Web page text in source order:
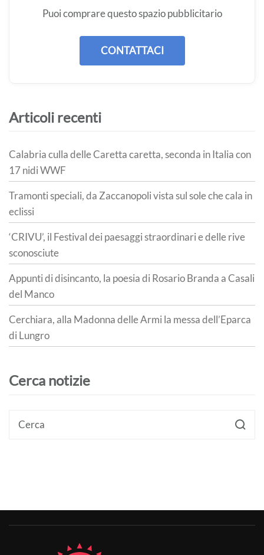
Puoi comprare questo spazio pubblicitario
CONTATTACI
Articoli recenti
Calabria culla delle Caretta caretta, seconda in Italia con
17 nidi WWF
Tramonti speciali, da Zaccanopoli vista sul sole che cala in
eclissi
‘CRIVU’, il Festival dei paesaggi straordinari e delle rive
sconosciute
Appunti di disincanto, la poesia di Rosario Branda a Casali
del Manco
Cerchiara, alla Madonna delle Armi la messa dell’Eparca
di Lungro
Cerca notizie